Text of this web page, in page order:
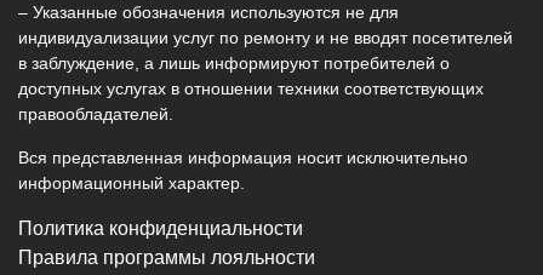
– Указанные обозначения используются не для
индивидуализации услуг по ремонту и не вводят посетителей
в заблуждение, а лишь информируют потребителей о
доступных услугах в отношении техники соответствующих
правообладателей.
Вся представленная информация носит исключительно
информационный характер.
Политика конфиденциальности
Правила программы лояльности